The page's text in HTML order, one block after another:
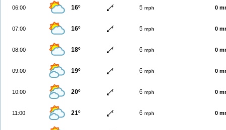
06:00 16º 5 mph 0
07:00 16º 5 mph 0
08:00 18º 6 mph 0
09:00 19º 6 mph 0
10:00 20º 6 mph 0
11:00 21º 6 mph 0